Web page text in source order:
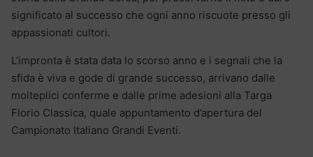
significato al successo che ogni anno riscuote presso gli
appassionati cultori.
L’impronta è stata data lo scorso anno e i segnali che la
sfida è viva e gode di grande successo, arrivano dalle
molteplici conferme e dalle prime adesioni alla Targa
Florio Classica, quale appuntamento d’apertura del
Campionato Italiano Grandi Eventi.